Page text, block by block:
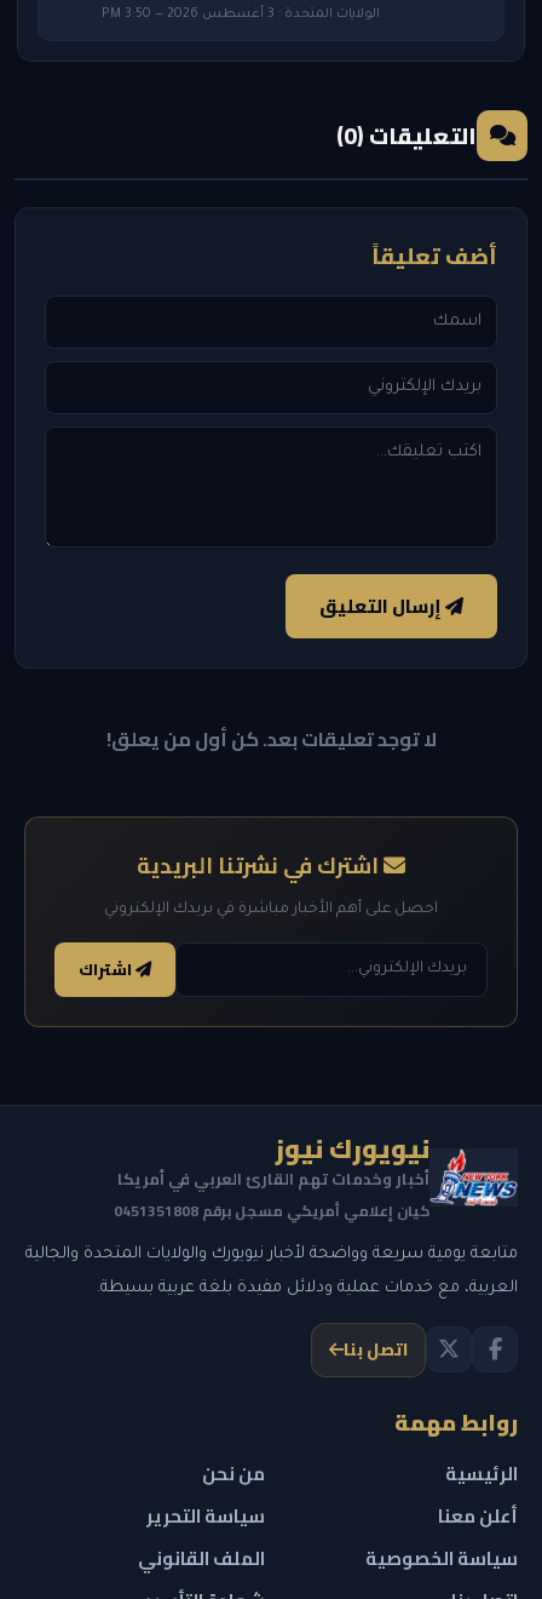
الولايات المتحدة · 3 أغسطس 2026 — 3:50 PM
التعليقات (0)
أضف تعليقاً
إرسال التعليق
لا توجد تعليقات بعد. كن أول من يعلق!
اشترك في نشرتنا البريدية
احصل على أهم الأخبار مباشرة في بريدك الإلكتروني
اشتراك
نيويورك نيوز
أخبار وخدمات تهم القارئ العربي في أمريكا
كيان إعلامي أمريكي مسجل برقم 0451351808
متابعة يومية سريعة وواضحة لأخبار نيويورك والولايات المتحدة والجالية
العربية، مع خدمات عملية ودلائل مفيدة بلغة عربية بسيطة.
اتصل بنا
روابط مهمة
الرئيسية
من نحن
أعلن معنا
سياسة التحرير
سياسة الخصوصية
الملف القانوني